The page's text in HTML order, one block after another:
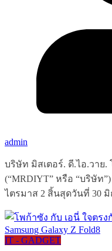
admin
บริษัท มิสเตอร์. ดี.ไอ.วาย
(“MRDIYT” หรือ “บริษัท
ไตรมาส 2 สิ้นสุดวันที่ 30 มิ
IT - GADGET